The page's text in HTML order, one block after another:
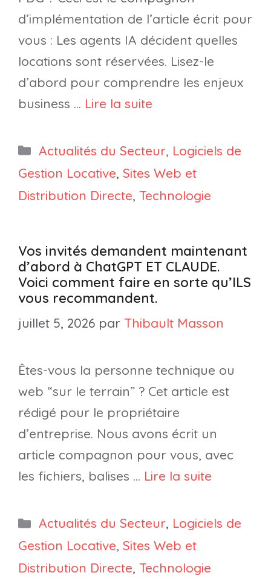
d’implémentation de l’article écrit pour
vous : Les agents IA décident quelles
locations sont réservées. Lisez-le
d’abord pour comprendre les enjeux
business … Lire la suite
Catégories
Actualités du Secteur, Logiciels de
Gestion Locative, Sites Web et
Distribution Directe, Technologie
Vos invités demandent maintenant
d’abord à ChatGPT ET CLAUDE.
Voici comment faire en sorte qu’ILS
vous recommandent.
juillet 5, 2026 par Thibault Masson
Êtes-vous la personne technique ou
web “sur le terrain” ? Cet article est
rédigé pour le propriétaire
d’entreprise. Nous avons écrit un
article compagnon pour vous, avec
les fichiers, balises … Lire la suite
Catégories
Actualités du Secteur, Logiciels de
Gestion Locative, Sites Web et
Distribution Directe, Technologie